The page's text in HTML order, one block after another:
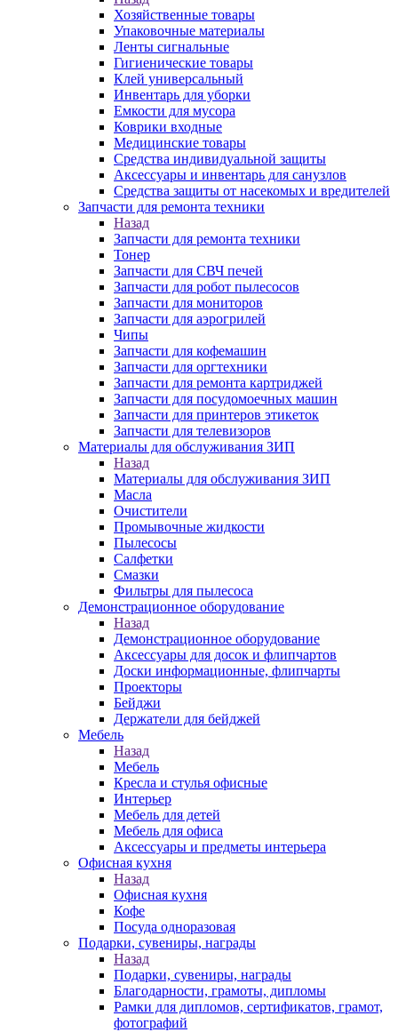
Хозяйственные товары
Упаковочные материалы
Ленты сигнальные
Гигиенические товары
Клей универсальный
Инвентарь для уборки
Емкости для мусора
Коврики входные
Медицинские товары
Средства индивидуальной защиты
Аксессуары и инвентарь для санузлов
Средства защиты от насекомых и вредителей
Запчасти для ремонта техники
Назад
Запчасти для ремонта техники
Тонер
Запчасти для СВЧ печей
Запчасти для робот пылесосов
Запчасти для мониторов
Запчасти для аэрогрилей
Чипы
Запчасти для кофемашин
Запчасти для оргтехники
Запчасти для ремонта картриджей
Запчасти для посудомоечных машин
Запчасти для принтеров этикеток
Запчасти для телевизоров
Материалы для обслуживания ЗИП
Назад
Материалы для обслуживания ЗИП
Масла
Очистители
Промывочные жидкости
Пылесосы
Салфетки
Смазки
Фильтры для пылесоса
Демонстрационное оборудование
Назад
Демонстрационное оборудование
Аксессуары для досок и флипчартов
Доски информационные, флипчарты
Проекторы
Бейджи
Держатели для бейджей
Мебель
Назад
Мебель
Кресла и стулья офисные
Интерьер
Мебель для детей
Мебель для офиса
Аксессуары и предметы интерьера
Офисная кухня
Назад
Офисная кухня
Кофе
Посуда одноразовая
Подарки, сувениры, награды
Назад
Подарки, сувениры, награды
Благодарности, грамоты, дипломы
Рамки для дипломов, сертификатов, грамот,
фотографий